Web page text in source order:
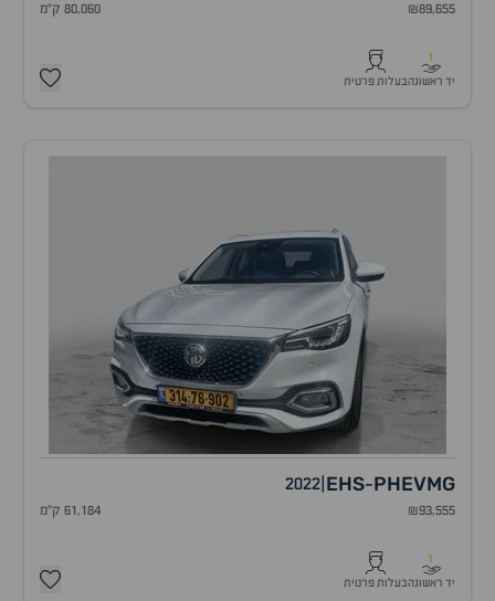
₪89,655 80,060 ק"מ
1
יד ראשונהבעלות פרטית
MG
EHS-PHEV
2022
₪93,555 61,184 ק"מ
1
יד ראשונהבעלות פרטית